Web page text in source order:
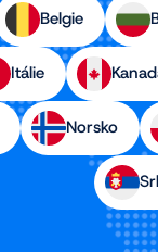
Belgie
Itálie
Norsko